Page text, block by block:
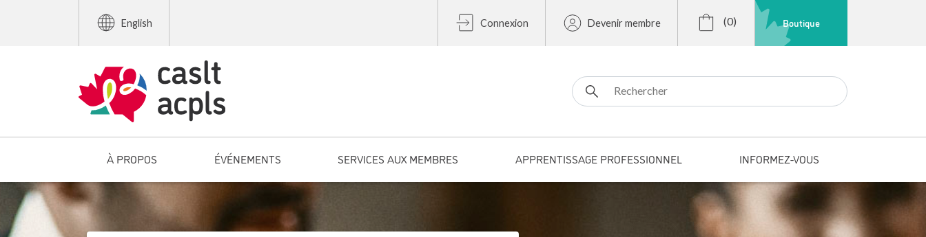
English Connexion Devenir membre (0) Boutique
Search for:
À PROPOS ÉVÉNEMENTS SERVICES AUX MEMBRES APPRENTISSAGE PROFESSIONNEL INFORMEZ-VOUS